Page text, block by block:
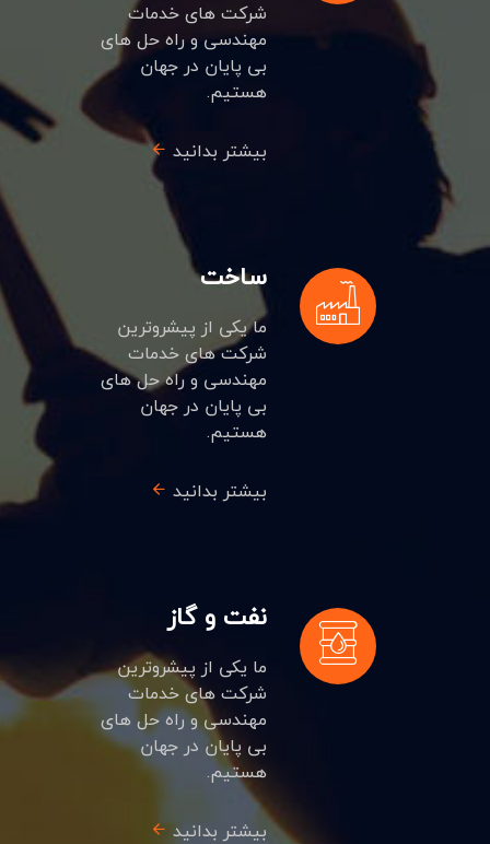
شرکت های خدمات
مهندسی و راه حل های
بی پایان در جهان
هستیم.
بیشتر بدانید
ساخت
ما یکی از پیشروترین
شرکت های خدمات
مهندسی و راه حل های
بی پایان در جهان
هستیم.
بیشتر بدانید
نفت و گاز
ما یکی از پیشروترین
شرکت های خدمات
مهندسی و راه حل های
بی پایان در جهان
هستیم.
بیشتر بدانید